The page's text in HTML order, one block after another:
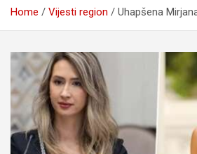
Home Vijesti region Uhapšena